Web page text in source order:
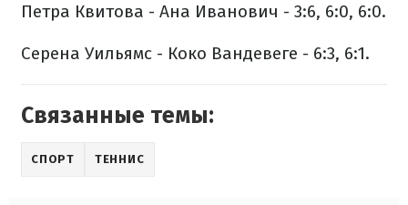
Петра Квитова - Ана Иванович - 3:6, 6:0, 6:0.
Серена Уильямс - Коко Вандевеге - 6:3, 6:1.
Связанные темы:
СПОРТ ТЕННИС